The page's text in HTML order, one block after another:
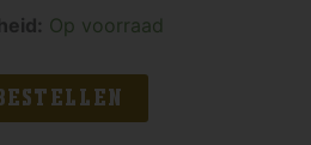
Op voorraad